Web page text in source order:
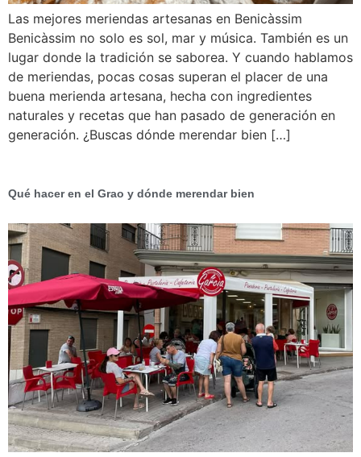
Las mejores meriendas artesanas en Benicàssim
Benicàssim no solo es sol, mar y música. También es un
lugar donde la tradición se saborea. Y cuando hablamos
de meriendas, pocas cosas superan el placer de una
buena merienda artesana, hecha con ingredientes
naturales y recetas que han pasado de generación en
generación. ¿Buscas dónde merendar bien […]
Qué hacer en el Grao y dónde merendar bien